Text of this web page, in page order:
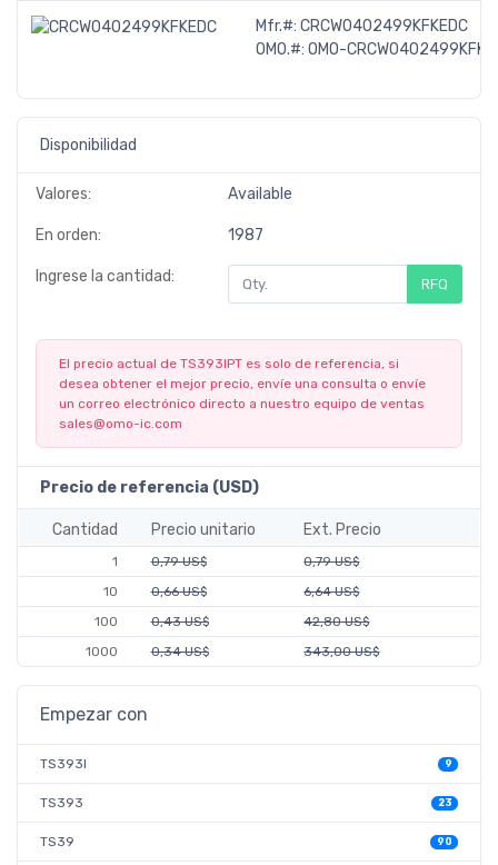
Mfr.#: CRCW0402499KFKEDC
OMO.#: OMO-
Disponibilidad
Valores: Available
En orden: 1987
Ingrese la cantidad: RFQ
El precio actual de TS393IPT es solo de referencia, si
desea obtener el mejor precio, envíe una consulta o envíe
un correo electrónico directo a nuestro equipo de ventas
sales@omo-ic.com
Precio de referencia (USD)
Cantidad Precio unitario Ext. Precio
1 0,79 US$
0,79 US$
10
0,66 US$
6,64 US$
100
0,43 US$
42,80 US$
1000
0,34 US$ 343,00 US$
Empezar con
TS393I 9
TS393 23
TS39 90